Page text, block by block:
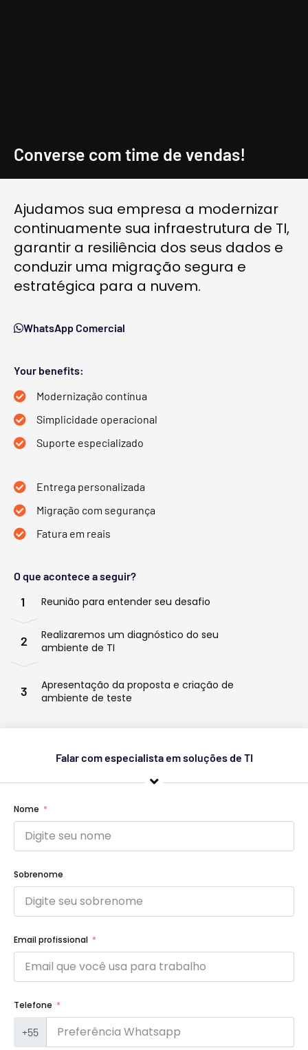
Converse com time de vendas!
Ajudamos sua empresa a modernizar
continuamente sua infraestrutura de TI,
garantir a resiliência dos seus dados e
conduzir uma migração segura e
estratégica para a nuvem.
WhatsApp Comercial
Your benefits:
Modernização contínua
Simplicidade operacional
Suporte especializado
Entrega personalizada
Migração com segurança
Fatura em reais
O que acontece a seguir?
1 Reunião para entender seu desafio
2
Realizaremos um diagnóstico do seu
ambiente de TI
3
Apresentação da proposta e criação de
ambiente de teste
Falar com especialista em soluções de TI
Nome
Sobrenome
Email profissional
Telefone
+55